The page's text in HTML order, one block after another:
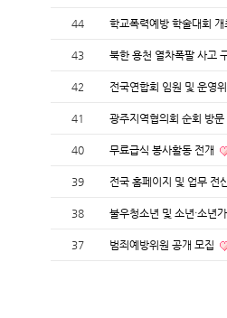
44 학교폭력예방 학술대회
43 북한 용천 열차폭팔 사고
42 전국연합회 임원 및 운영
41 광주지역협의회 순회 방문
40 무료급식 봉사활동 전개
39 전국 홈페이지 및 업무 전
38 불우청소년 및 소년·소년
37 범죄예방위원 공개 모집